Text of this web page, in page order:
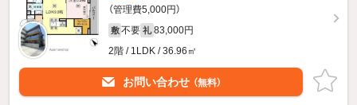
（管理費5,000円）
敷 不要 礼 83,000円
2階 / 1LDK / 36.96㎡
お問い合わせ （無料）